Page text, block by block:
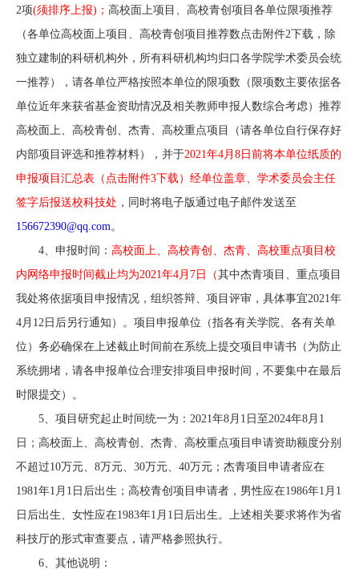
2项(须排序上报)； 高校面上项目、高校青创项目各单位限项推荐
（各单位高校面上项目、高校青创项目推荐数点击附件2下载 ，除
独立建制的科研机构外，所有科研机构均归口各学院学术委员会统
一推荐），请各单位严格按照本单位的限项数（限项数主要依据各
单位近年来获省基金资助情况及相关教师申报人数综合考虑）推荐
高校面上、高校青创、杰青、高校重点项目（请各单位自行保存好
内部项目评选和推荐材料），并于2021年4月8日前将本单位纸质的
申报项目汇总表（点击附件3下载）经单位盖章、学术委员会主任
签字后报送校科技处 ，同时将电子版通过电子邮件发送至
156672390@qq.com。
4、申报时间： 高校面上、高校青创、杰青、高校重点项目校
内网络申报时间截止均为2021年4月7日（其中杰青项目、重点项目
我处将依据项目申报情况，组织答辩、项目评审， 具体事宜2021年
4月12日 后另行通知）。 项目申报单位（指各有关学院、各有关单
位）务必确保在上述截止时间前在系统上提交项目申请书（ 为防止
系统拥堵，请各申报单位合理安排项目申报时间，不要集中在最后
时限提交）。
5、项目研究起止时间统一为： 2021年8月1日至2024年8月1
日； 高校面上、高校青创、杰青、高校重点项目申请资助额度分别
不超过10万元、8万元、30万元、40万元 ； 杰青项目 申请者应在
1981年1月1日 后出生； 高校青创项目 申请者， 男性应在1986年1月1
日后出生、 女性应在1983年1月1日后出生。上述相关要求将作为省
科技厅的形式审查要点，请严格参照执行。
6、其他说明：